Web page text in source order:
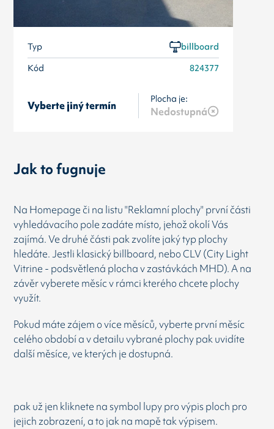
Typ
billboard
Kód
824377
Vyberte jiný termín
Plocha je:
Nedostupná
Jak to fugnuje
Na Homepage či na listu "Reklamní plochy" první části
vyhledávacího pole zadáte místo, jehož okolí Vás
zajímá. Ve druhé části pak zvolíte jaký typ plochy
hledáte. Jestli klasický billboard, nebo CLV (City Light
Vitrine - podsvětlená plocha v zastávkách MHD). A na
závěr vyberete měsíc v rámci kterého chcete plochy
využít.
Pokud máte zájem o více měsíců, vyberte první měsíc
celého období a v detailu vybrané plochy pak uvidíte
další měsíce, ve kterých je dostupná.
pak už jen kliknete na symbol lupy pro výpis ploch pro
jejich zobrazení, a to jak na mapě tak výpisem.